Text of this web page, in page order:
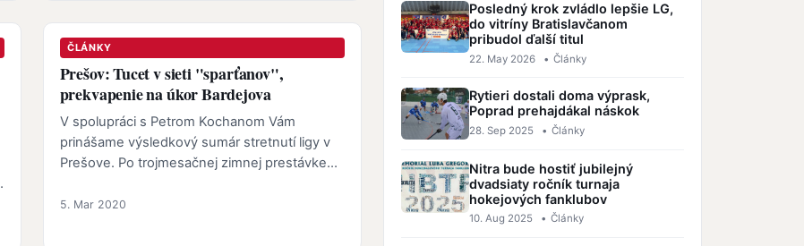
ČLÁNKY
Prešov: Tucet v sieti "sparťanov",
prekvapenie na úkor Bardejova
V spolupráci s Petrom Kochanom Vám
prinášame výsledkový sumár stretnutí ligy v
Prešove. Po trojmesačnej zimnej prestávke
5. Mar 2020
Posledný krok zvládlo lepšie LG,
do vitríny Bratislavčanom
pribudol ďalší titul
22. May 2026 • Články
Rytieri dostali doma výprask,
Poprad prehajdákal náskok
28. Sep 2025 • Články
Nitra bude hostiť jubilejný
dvadsiaty ročník turnaja
hokejových fanklubov
10. Aug 2025 • Články